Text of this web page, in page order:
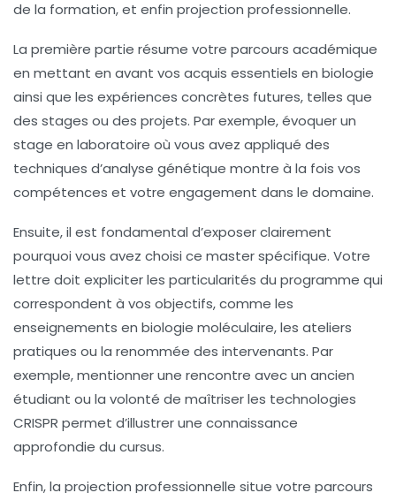
de la formation, et enfin projection professionnelle.
La première partie résume votre parcours académique
en mettant en avant vos acquis essentiels en biologie
ainsi que les expériences concrètes futures, telles que
des stages ou des projets. Par exemple, évoquer un
stage en laboratoire où vous avez appliqué des
techniques d’analyse génétique montre à la fois vos
compétences et votre engagement dans le domaine.
Ensuite, il est fondamental d’exposer clairement
pourquoi vous avez choisi ce master spécifique. Votre
lettre doit expliciter les particularités du programme qui
correspondent à vos objectifs, comme les
enseignements en biologie moléculaire, les ateliers
pratiques ou la renommée des intervenants. Par
exemple, mentionner une rencontre avec un ancien
étudiant ou la volonté de maîtriser les technologies
CRISPR permet d’illustrer une connaissance
approfondie du cursus.
Enfin, la projection professionnelle situe votre parcours